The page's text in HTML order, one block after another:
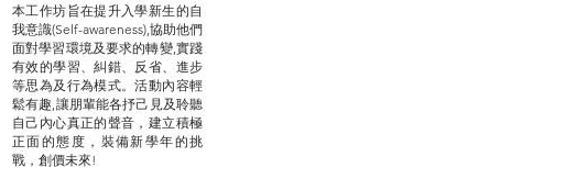
本工作坊旨在提升入學新生的自
我意識(Self-awareness),協助他們
面對學習環境及要求的轉變,實踐
有效的學習、糾錯、反省、進步
等思為及行為模式。活動內容輕
鬆有趣,讓朋輩能各抒己見及聆聽
自己內心真正的聲音，建立積極
正面的態度，裝備新學年的挑
戰，創價未來!